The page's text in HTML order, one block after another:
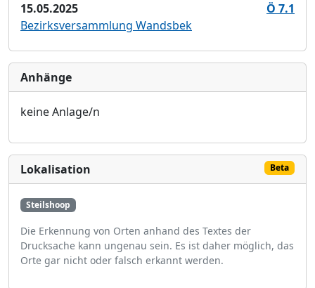
15.05.2025
Ö 7.1
Bezirksversammlung Wandsbek
Anhänge
keine Anlage/n
Lokalisation Beta
Steilshoop
Die Erkennung von Orten anhand des Textes der
Drucksache kann ungenau sein. Es ist daher möglich, das
Orte gar nicht oder falsch erkannt werden.